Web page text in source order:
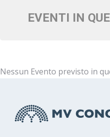
EVENTI IN
Nessun Evento previsto in